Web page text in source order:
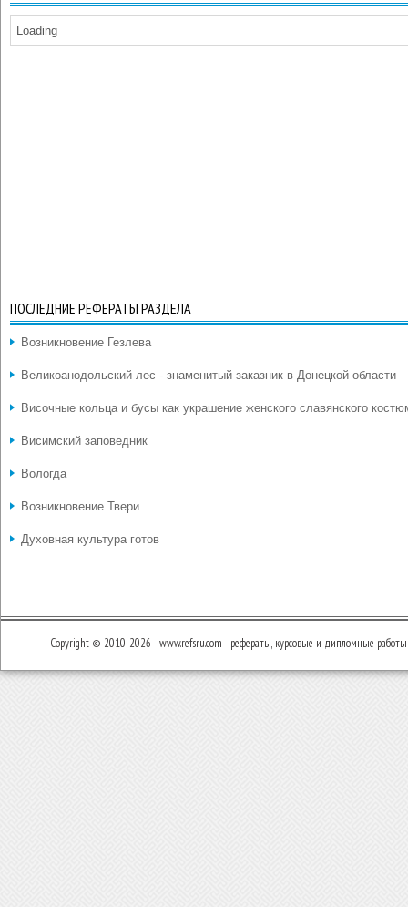
Loading
ПОСЛЕДНИЕ РЕФЕРАТЫ РАЗДЕЛА
Возникновение Гезлева
Великоанодольский лес - знаменитый заказник в Донецкой области
Височные кольца и бусы как украшение женского славянского
Висимский заповедник
Вологда
Возникновение Твери
Духовная культура готов
Copyright © 2010-2026 - www.refsru.com - рефераты, курсовые и дипломные работы